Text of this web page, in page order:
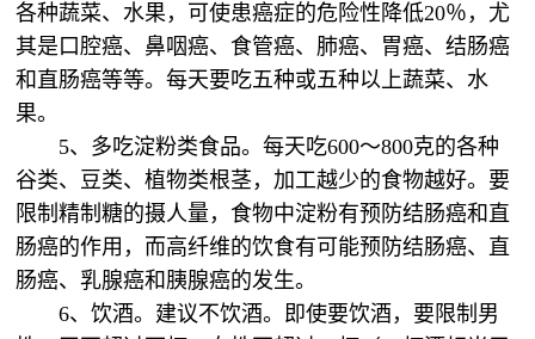
各种蔬菜、水果，可使患癌症的危险性降低20％，尤
其是口腔癌、鼻咽癌、食管癌、肺癌、胃癌、结肠癌
和直肠癌等等。每天要吃五种或五种以上蔬菜、水
果。
5、多吃淀粉类食品。每天吃600～800克的各种
谷类、豆类、植物类根茎，加工越少的食物越好。要
限制精制糖的摄人量，食物中淀粉有预防结肠癌和直
肠癌的作用，而高纤维的饮食有可能预防结肠癌、直
肠癌、乳腺癌和胰腺癌的发生。
6、饮酒。建议不饮酒。即使要饮酒，要限制男